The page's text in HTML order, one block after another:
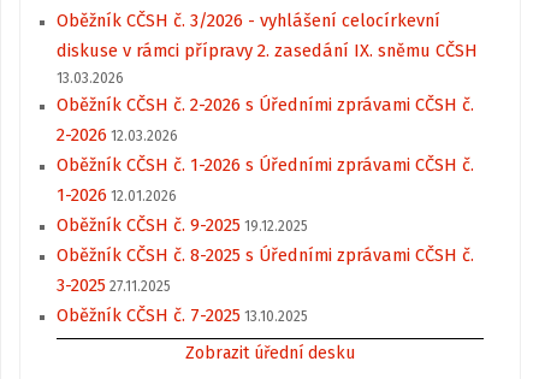
Oběžník CČSH č. 3/2026 - vyhlášení celocírkevní
diskuse v rámci přípravy 2. zasedání IX. sněmu CČSH
13.03.2026
Oběžník CČSH č. 2-2026 s Úředními zprávami CČSH č.
2-2026 12.03.2026
Oběžník CČSH č. 1-2026 s Úředními zprávami CČSH č.
1-2026 12.01.2026
Oběžník CČSH č. 9-2025 19.12.2025
Oběžník CČSH č. 8-2025 s Úředními zprávami CČSH č.
3-2025 27.11.2025
Oběžník CČSH č. 7-2025 13.10.2025
Zobrazit úřední desku